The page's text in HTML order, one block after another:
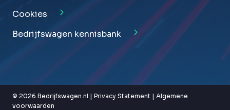
Cookies
Bedrijfswagen kennisbank
© 2026 Bedrijfswagen.nl | Privacy Statement | Algemene
voorwaarden